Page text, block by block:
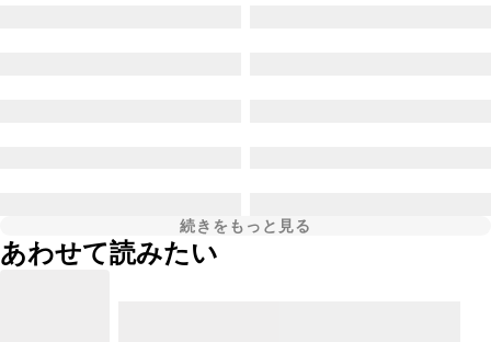
続きをもっと見る
あわせて読みたい